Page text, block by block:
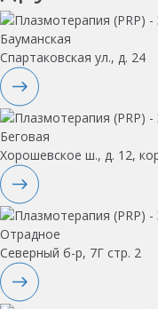
Бауманская
Спартаковская ул., д. 24
Беговая
Хорошевское ш., д. 12,
Отрадное
Северный б-р, 7Г стр. 2